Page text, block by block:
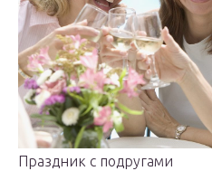
Праздник с подругами